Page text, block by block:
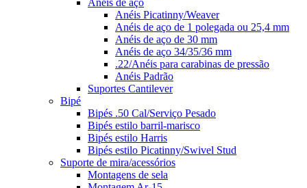
Anéis de aço
Anéis Picatinny/Weaver
Anéis de aço de 1 polegada ou 25,4 mm
Anéis de aço de 30 mm
Anéis de aço 34/35/36 mm
.22/Anéis para carabinas de pressão
Anéis Padrão
Suportes Cantilever
Bipé
Bipés .50 Cal/Serviço Pesado
Bipés estilo barril-marisco
Bipés estilo Harris
Bipés estilo Picatinny/Swivel Stud
Suporte de mira/acessórios
Montagens de sela